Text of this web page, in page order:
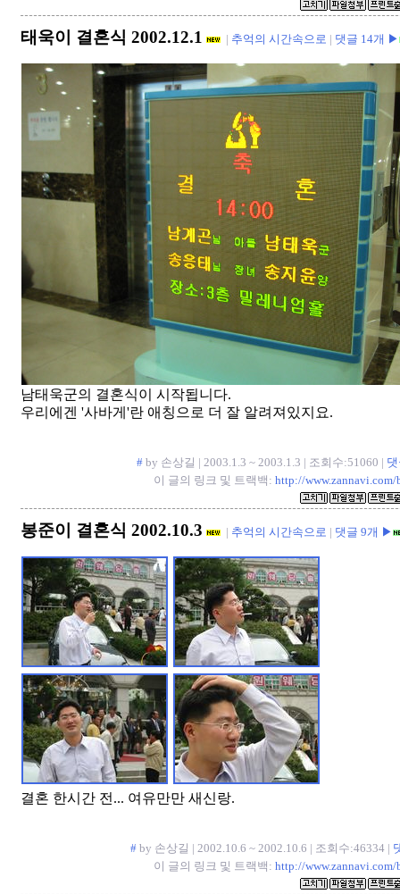
태욱이 결혼식 2002.12.1 | 추억의 시간속으로 | 댓글 14개 ▶
남태욱군의 결혼식이 시작됩니다.
우리에겐 '사바게'란 애칭으로 더 잘 알려져있지요.
# by 손상길 | 2003.1.3 ~ 2003.1.3 | 조회수:51060 |
이 글의 링크 및 트랙백: http://
봉준이 결혼식 2002.10.3 | 추억의 시간속으로 | 댓글 9개 ▶
결혼 한시간 전... 여유만만 새신랑.
# by 손상길 | 2002.10.6 ~ 2002.10.6 | 조회수:46334 |
이 글의 링크 및 트랙백: http://